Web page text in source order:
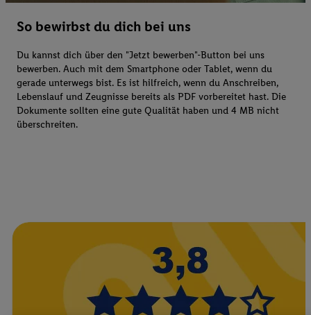
So bewirbst du dich bei uns
Du kannst dich über den "Jetzt bewerben"-Button bei uns
bewerben. Auch mit dem Smartphone oder Tablet, wenn du
gerade unterwegs bist. Es ist hilfreich, wenn du Anschreiben,
Lebenslauf und Zeugnisse bereits als PDF vorbereitet hast. Die
Dokumente sollten eine gute Qualität haben und 4 MB nicht
überschreiten.